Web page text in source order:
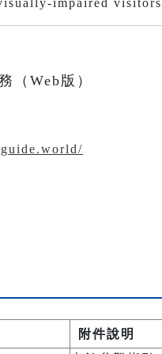
impaired
（Web版）
附件說明